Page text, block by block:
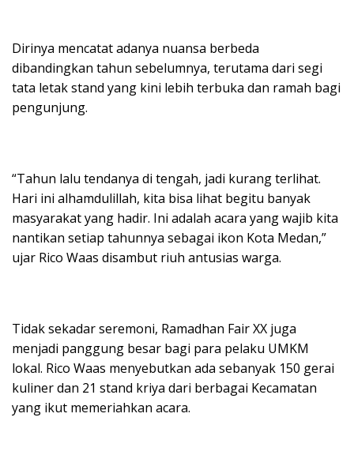
Dirinya mencatat adanya nuansa berbeda
dibandingkan tahun sebelumnya, terutama dari segi
tata letak stand yang kini lebih terbuka dan ramah bagi
pengunjung.
“Tahun lalu tendanya di tengah, jadi kurang terlihat.
Hari ini alhamdulillah, kita bisa lihat begitu banyak
masyarakat yang hadir. Ini adalah acara yang wajib kita
nantikan setiap tahunnya sebagai ikon Kota Medan,”
ujar Rico Waas disambut riuh antusias warga.
Tidak sekadar seremoni, Ramadhan Fair XX juga
menjadi panggung besar bagi para pelaku UMKM
lokal. Rico Waas menyebutkan ada sebanyak 150 gerai
kuliner dan 21 stand kriya dari berbagai Kecamatan
yang ikut memeriahkan acara.